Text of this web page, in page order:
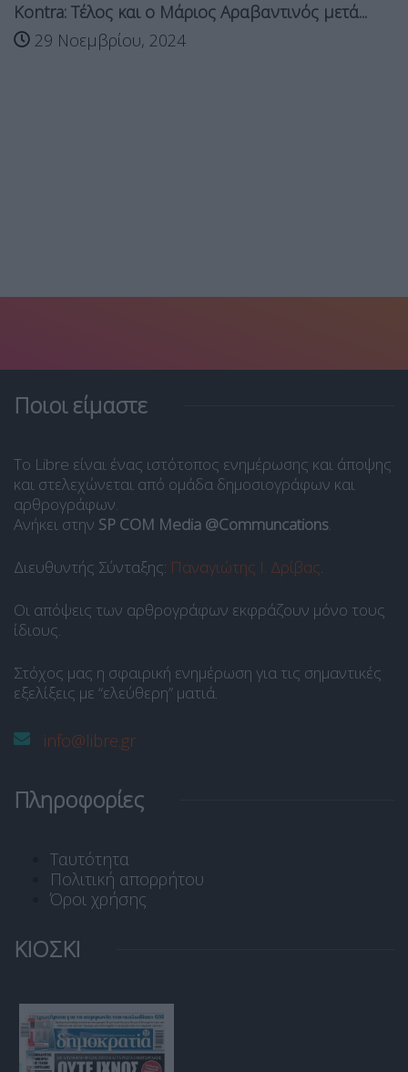
Kontra: Τέλος και ο Μάριος Αραβαντινός μετά...
29 Νοεμβρίου, 2024
Ποιοι είμαστε
Το Libre είναι ένας ιστότοπος ενημέρωσης και άποψης
και στελεχώνεται από ομάδα δημοσιογράφων και
αρθρογράφων.
Ανήκει στην SP COM Media @Communcations.
Διευθυντής Σύνταξης: Παναγιώτης Ι. Δρίβας.
Οι απόψεις των αρθρογράφων εκφράζουν μόνο τους
ίδιους.
Στόχος μας η σφαιρική ενημέρωση για τις σημαντικές
εξελίξεις με “ελεύθερη” ματιά.
info@libre.gr
Πληροφορίες
Ταυτότητα
Πολιτική απορρήτου
Όροι χρήσης
ΚΙΟΣΚΙ